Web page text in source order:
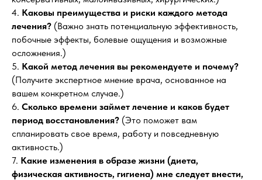
4. Каковы преимущества и риски каждого метода
лечения? (Важно знать потенциальную эффективность,
побочные эффекты, болевые ощущения и возможные
осложнения.)
5. Какой метод лечения вы рекомендуете и почему?
(Получите экспертное мнение врача, основанное на
вашем конкретном случае.)
6. Сколько времени займет лечение и каков будет
период восстановления? (Это поможет вам
спланировать свое время, работу и повседневную
активность.)
7. Какие изменения в образе жизни (диета,
физическая активность, гигиена) мне следует внести,